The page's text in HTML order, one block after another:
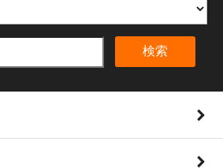
検索